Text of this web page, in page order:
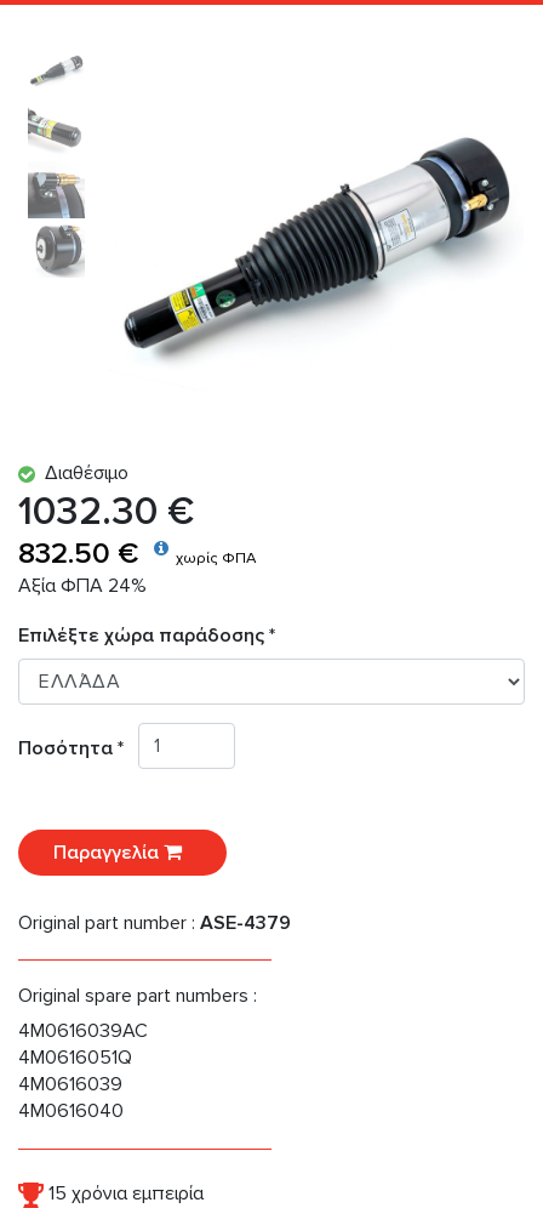
Διαθέσιμο
1032.30 €
832.50 € χωρίς ΦΠΑ
Αξία ΦΠΑ 24%
Επιλέξτε χώρα παράδοσης *
Ποσότητα *
Παραγγελία
Original part number : ASE-4379
Original spare part numbers :
4M0616039AC
4M0616051Q
4M0616039
4M0616040
15 χρόνια εμπειρία